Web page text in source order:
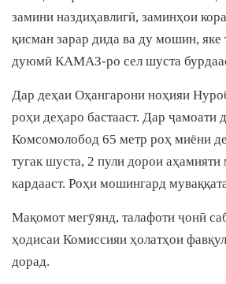
замини наздиҳавлигӣ, заминҳои
қисман зарар дида ва ду мошин, яке
дуюмӣ КАМАЗ-ро сел шуста
Дар деҳаи Оҳангарони ноҳияи
роҳи деҳаро бастааст. Дар ҷамоати
Комсомолобод 65 метр роҳ миёни
тугак шуста, 2 пули дорои
кардааст. Роҳи мошингард
Мақомот мегӯянд, талафоти ҷонӣ
ҳодисаи Комиссияи ҳолатҳои
дорад.